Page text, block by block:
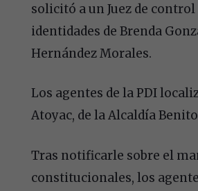
solicitó a un Juez de
identidades de Brenda
Hernández Morales.
Los agentes de la PDI
Atoyac, de la Alcaldía
Tras notificarle sobre el
constitucionales, los